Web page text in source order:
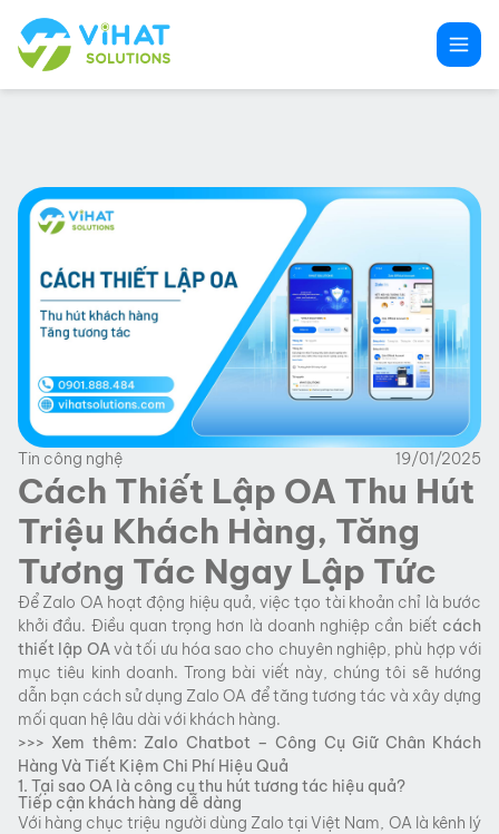
đến
phần
Tin công nghệ 19/01/2025
Cách Thiết Lập OA Thu Hút
Triệu Khách Hàng, Tăng
Tương Tác Ngay Lập Tức
Để Zalo OA hoạt động hiệu quả, việc tạo tài khoản chỉ là bước
khởi đầu. Điều quan trọng hơn là doanh nghiệp cần biết cách
thiết lập OAvà tối ưu hóa sao cho chuyên nghiệp, phù hợp với
mục tiêu kinh doanh. Trong bài viết này, chúng tôi sẽ hướng
dẫn bạn cách sử dụng Zalo OA để tăng tương tác và xây dựng
mối quan hệ lâu dài với khách hàng.
>>> Xem thêm: Zalo Chatbot – Công Cụ Giữ Chân Khách
Hàng Và Tiết Kiệm Chi Phí Hiệu Quả
1. Tại sao OA là công cụ thu hút tương tác hiệu quả?
Tiếp cận khách hàng dễ dàng
Với hàng chục triệu người dùng Zalo tại Việt Nam, OA là kênh lý